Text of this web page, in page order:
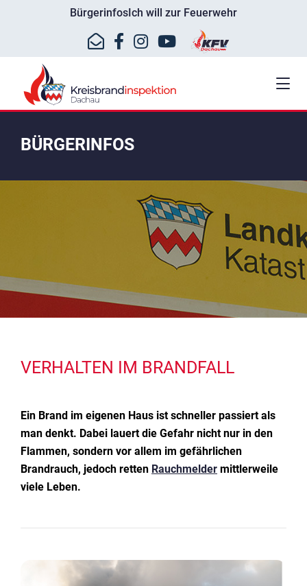
BürgerinfosIch will zur Feuerwehr
BÜRGERINFOS
VERHALTEN IM BRANDFALL
Ein Brand im eigenen Haus ist schneller passiert als
man denkt. Dabei lauert die Gefahr nicht nur in den
Flammen, sondern vor allem im gefährlichen
Brandrauch, jedoch retten Rauchmelder mittlerweile
viele Leben.